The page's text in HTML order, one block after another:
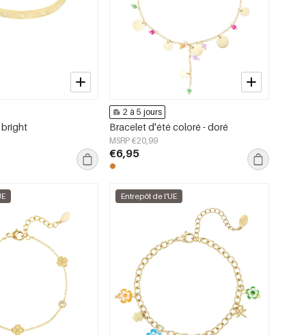
bright
2 à 5 jours
Bracelet d'été coloré - doré
MSRP €20,99
€6,95
Entrepôt de l'UE